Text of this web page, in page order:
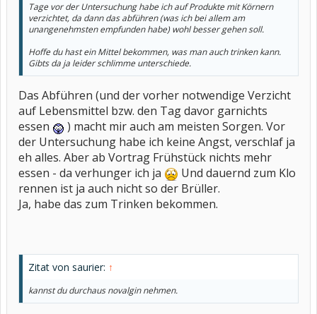
Tage vor der Untersuchung habe ich auf Produkte mit Körnern
verzichtet, da dann das abführen (was ich bei allem am
unangenehmsten empfunden habe) wohl besser gehen soll.
Hoffe du hast ein Mittel bekommen, was man auch trinken kann.
Gibts da ja leider schlimme unterschiede.
Das Abführen (und der vorher notwendige Verzicht
auf Lebensmittel bzw. den Tag davor garnichts
essen
) macht mir auch am meisten Sorgen. Vor
der Untersuchung habe ich keine Angst, verschlaf ja
eh alles. Aber ab Vortrag Frühstück nichts mehr
essen - da verhunger ich ja
Und dauernd zum Klo
rennen ist ja auch nicht so der Brüller.
Ja, habe das zum Trinken bekommen.
Zitat von saurier: ↑
kannst du durchaus novalgin nehmen.